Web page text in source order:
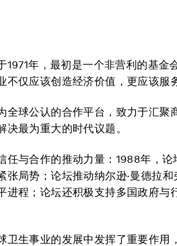
1971年，最初是一个非营利的基金
不仅应该创造经济价值，更应该服
全球公认的合作平台，致力于汇聚
决最为重大的时代议题。
任与合作的推动力量：1988年，
张局势；论坛推动纳尔逊·曼德拉和
进程；论坛还积极支持多国政府与
卫生事业的发展中发挥了重要作用